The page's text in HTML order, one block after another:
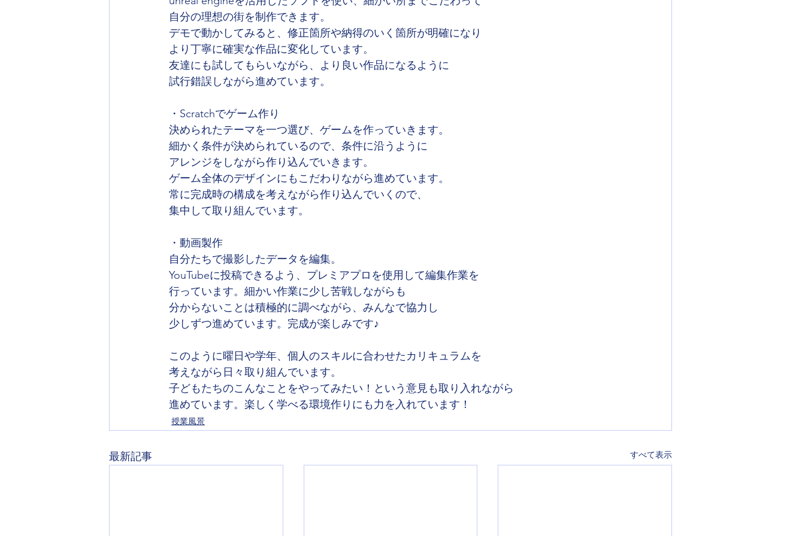
自分の理想の街を制作できます。
デモで動かしてみると、修正箇所や納得のいく箇所が明確になり
より丁寧に確実な作品に変化しています。
友達にも試してもらいながら、より良い作品になるように
試行錯誤しながら進めています。
・Scratchでゲーム作り
決められたテーマを一つ選び、ゲームを作っていきます。
細かく条件が決められているので、条件に沿うように
アレンジをしながら作り込んでいきます。
ゲーム全体のデザインにもこだわりながら進めています。
常に完成時の構成を考えながら作り込んでいくので、
集中して取り組んでいます。
・動画製作
自分たちで撮影したデータを編集。
YouTubeに投稿できるよう、プレミアプロを使用して編集作業を
行っています。細かい作業に少し苦戦しながらも
分からないことは積極的に調べながら、みんなで協力し
少しずつ進めています。完成が楽しみです♪
このように曜日や学年、個人のスキルに合わせたカリキュラムを
考えながら日々取り組んでいます。
子どもたちのこんなことをやってみたい！という意見も取り入れながら
進めています。楽しく学べる環境作りにも力を入れています！
授業風景
最新記事 すべて表示